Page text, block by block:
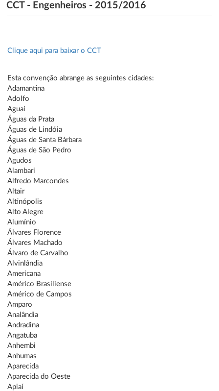
CCT - Engenheiros - 2015/2016
Clique aqui para baixar o CCT
Esta convenção abrange as seguintes cidades:
Adamantina
Adolfo
Aguaí
Águas da Prata
Águas de Lindóia
Águas de Santa Bárbara
Águas de São Pedro
Agudos
Alambari
Alfredo Marcondes
Altair
Altinópolis
Alto Alegre
Alumínio
Álvares Florence
Álvares Machado
Álvaro de Carvalho
Alvinlândia
Americana
Américo Brasiliense
Américo de Campos
Amparo
Analândia
Andradina
Angatuba
Anhembi
Anhumas
Aparecida
Aparecida do Oeste
Apiaí